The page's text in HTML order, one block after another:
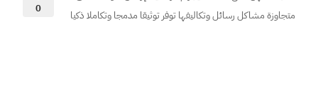
متجاوزة مشاكل رسائل وتكاليفها توفر توثيقا مدمجا وتكاملا ذكيا
0